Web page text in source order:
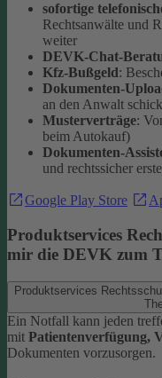
sofortige
Rechtsanwälte und
weiter
DEVK-Chat-
Kfz-Bußgeld:
Dokumenten-
an den Anwalt
Musterverträge:
beim Autokauf)
Dokumenten-
und rechtssicher
Google Play Store
Produktservices
mir die DEVK zum
Produktservices
Ein Notfall kann jeden
mit Patientenverfügung,
Dokumenten vorzusorgen.